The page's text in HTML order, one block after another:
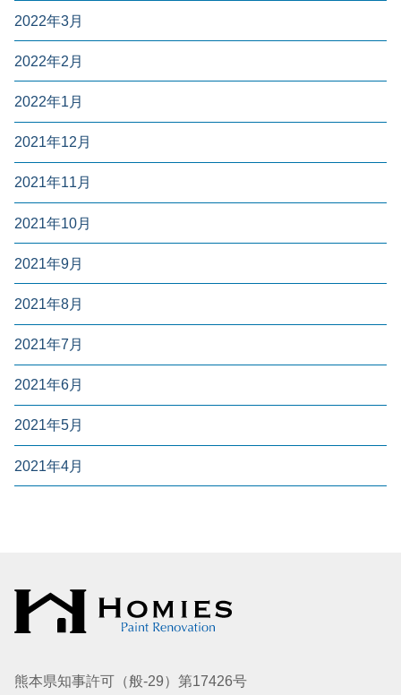
2022年3月
2022年2月
2022年1月
2021年12月
2021年11月
2021年10月
2021年9月
2021年8月
2021年7月
2021年6月
2021年5月
2021年4月
熊本県知事許可（般-29）第17426号